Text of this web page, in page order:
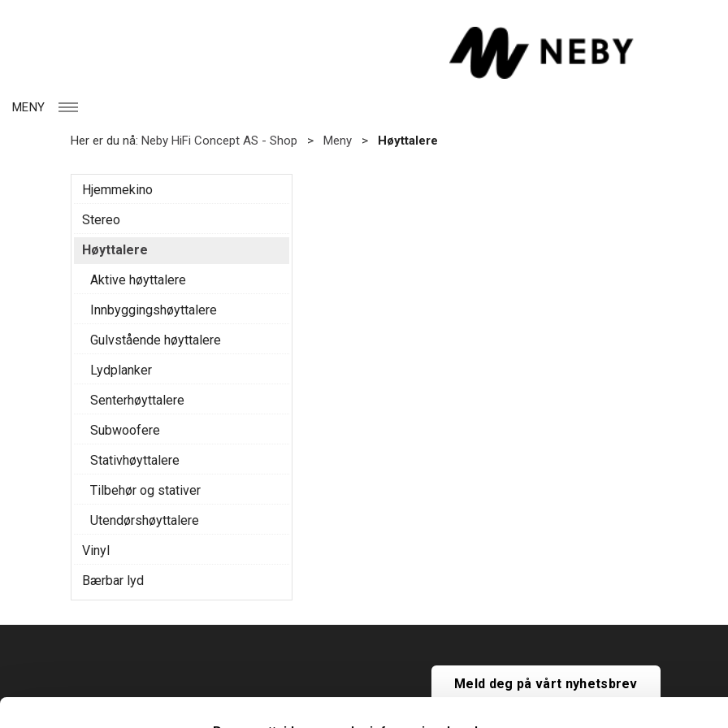
MENY
Her er du nå: Neby HiFi Concept AS - Shop > Meny > Høyttalere
Hjemmekino
Stereo
Høyttalere
Aktive høyttalere
Innbyggingshøyttalere
Gulvstående høyttalere
Lydplanker
Senterhøyttalere
Subwoofere
Stativhøyttalere
Tilbehør og stativer
Utendørshøyttalere
Vinyl
Bærbar lyd
Meld deg på vårt nyhetsbrev